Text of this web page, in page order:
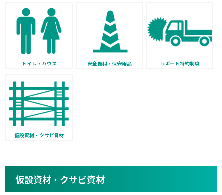
トイレ・ハウス 安全機材・保安用品 サポート特約制度
仮設資材・クサビ資材
仮設資材・クサビ資材